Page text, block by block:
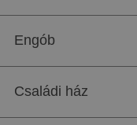
Engób
Családi ház